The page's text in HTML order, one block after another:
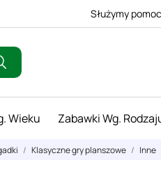
Służymy
Wieku Zabawki Wg.
Klasyczne gry planszowe Inne